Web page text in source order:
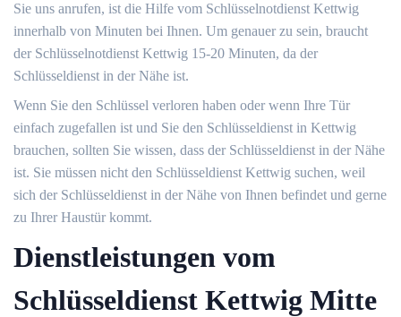
Sie uns anrufen, ist die Hilfe vom Schlüsselnotdienst Kettwig
innerhalb von Minuten bei Ihnen. Um genauer zu sein, braucht
der Schlüsselnotdienst Kettwig 15-20 Minuten, da der
Schlüsseldienst in der Nähe ist.
Wenn Sie den Schlüssel verloren haben oder wenn Ihre Tür
einfach zugefallen ist und Sie den Schlüsseldienst in Kettwig
brauchen, sollten Sie wissen, dass der Schlüsseldienst in der Nähe
ist. Sie müssen nicht den Schlüsseldienst Kettwig suchen, weil
sich der Schlüsseldienst in der Nähe von Ihnen befindet und gerne
zu Ihrer Haustür kommt.
Dienstleistungen vom
Schlüsseldienst Kettwig Mitte